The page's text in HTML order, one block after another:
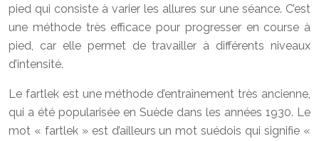
pied qui consiste à varier les allures sur une séance. C’est
une méthode très efficace pour progresser en course à
pied, car elle permet de travailler à différents niveaux
d’intensité.
Le fartlek est une méthode d’entraînement très ancienne,
qui a été popularisée en Suède dans les années 1930. Le
mot « fartlek » est d’ailleurs un mot suédois qui signifie «